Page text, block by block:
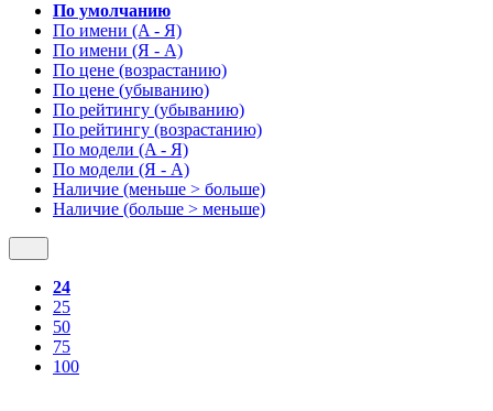
По умолчанию
По имени (A - Я)
По имени (Я - A)
По цене (возрастанию)
По цене (убыванию)
По рейтингу (убыванию)
По рейтингу (возрастанию)
По модели (A - Я)
По модели (Я - A)
Наличие (меньше > больше)
Наличие (больше > меньше)
24
25
50
75
100